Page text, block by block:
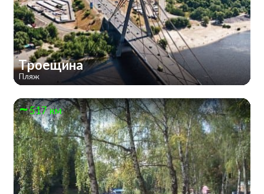
Троещина
Пляж
517 км